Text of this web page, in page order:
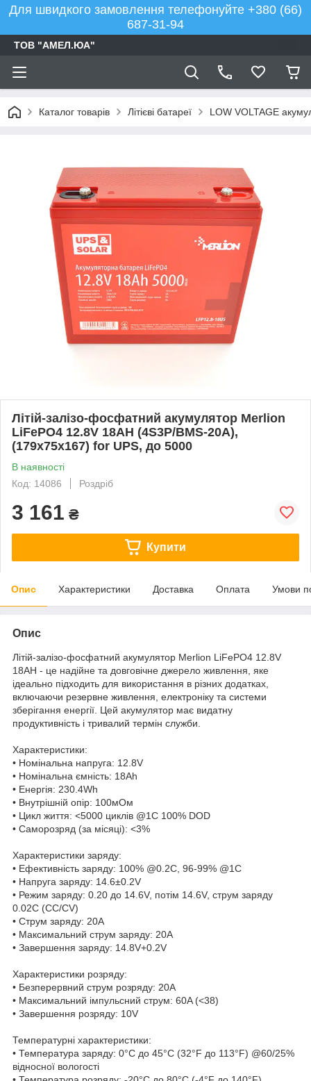
Для швидкого замовлення телефонуйте +380 (66)
687-31-94
ТОВ "АМЕЛ.ЮА"
Каталог товарів Літієві батареї LOW VOLTAGE
Літій-залізо-фосфатний акумулятор Merlion
LiFePO4 12.8V 18AH (4S3P/BMS-20A),
(179x75x167) for UPS, до 5000
В наявності
Код: 14086
Роздріб
3 161 ₴
Купити
Опис Характеристики Доставка Оплата Умови
Опис
Літій-залізо-фосфатний акумулятор Merlion LiFePO4 12.8V
18AH - це надійне та довговічне джерело живлення, яке
ідеально підходить для використання в різних додатках,
включаючи резервне живлення, електроніку та системи
зберігання енергії. Цей акумулятор має видатну
продуктивність і тривалий термін служби.
Характеристики:
• Номінальна напруга: 12.8V
• Номінальна ємність: 18Ah
• Енергія: 230.4Wh
• Внутрішній опір: 100мОм
• Цикл життя: <5000 циклів @1C 100% DOD
• Саморозряд (за місяці): <3%
Характеристики заряду:
• Ефективність заряду: 100% @0.2C, 96-99% @1C
• Напруга заряду: 14.6±0.2V
• Режим заряду: 0.20 до 14.6V, потім 14.6V, струм заряду
0.02C (CC/CV)
• Струм заряду: 20A
• Максимальний струм заряду: 20A
• Завершення заряду: 14.8V+0.2V
Характеристики розряду:
• Безперервний струм розряду: 20A
• Максимальний імпульсний струм: 60A (<38)
• Завершення розряду: 10V
Температурні характеристики:
• Температура заряду: 0°C до 45°C (32°F до 113°F) @60/25%
відносної вологості